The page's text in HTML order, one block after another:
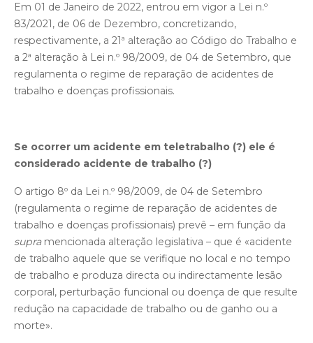
Em 01 de Janeiro de 2022, entrou em vigor a Lei n.º
83/2021, de 06 de Dezembro, concretizando,
respectivamente, a 21ª alteração ao Código do Trabalho e
a 2ª alteração à Lei n.º 98/2009, de 04 de Setembro, que
regulamenta o regime de reparação de acidentes de
trabalho e doenças profissionais.
Se ocorrer um acidente em teletrabalho (?) ele é
considerado acidente de trabalho (?)
O artigo 8º da Lei n.º 98/2009, de 04 de Setembro
(regulamenta o regime de reparação de acidentes de
trabalho e doenças profissionais) prevê – em função da
supramencionada alteração legislativa – que é «acidente
de trabalho aquele que se verifique no local e no tempo
de trabalho e produza directa ou indirectamente lesão
corporal, perturbação funcional ou doença de que resulte
redução na capacidade de trabalho ou de ganho ou a
morte».